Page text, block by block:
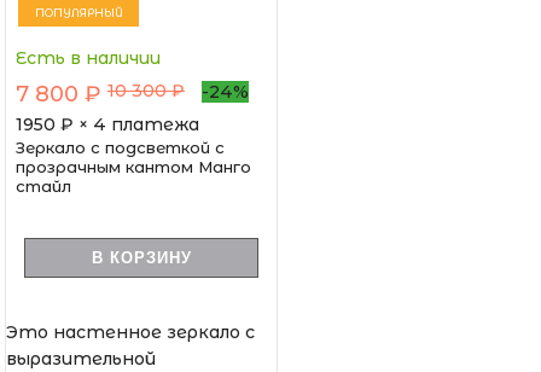
ПОПУЛЯРНЫЙ
Есть в наличии
7 800 ₽ 10 300 ₽
-24%
1950 ₽ × 4 платежа
Зеркало с подсветкой с
прозрачным кантом Манго
стайл
В КОРЗИНУ
Это настенное зеркало с
выразительной